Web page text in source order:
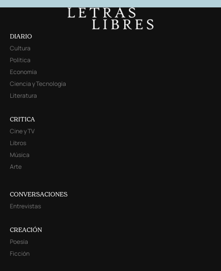
DIARIO
Cultura
Política
Economía
Ciencia y Tecnología
Literatura
CRITICA
Cine y TV
Libros
Música
Arte
CONVERSACIONES
Entrevistas
CREACIÓN
Poesía
Ficción